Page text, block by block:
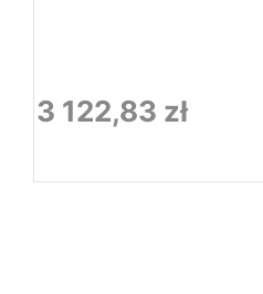
Cena
3 122,83 zł